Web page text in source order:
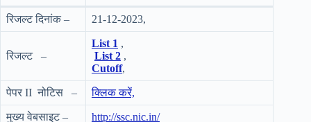
रिजल्ट दिनांक – 21-12-2023,
रिजल्ट –
List 1 ,
List 2 ,
Cutoff,
पेपर II नोटिस – क्लिक करें,
मुख्य वेबसाइट – http://ssc.nic.in/